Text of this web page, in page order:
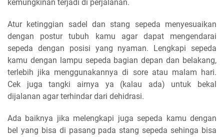
kemungkinan terjadi di perjalanan.
Atur ketinggian sadel dan stang sepeda menyesuaikan
dengan postur tubuh kamu agar dapat mengendarai
sepeda dengan posisi yang nyaman. Lengkapi sepeda
kamu dengan lampu sepeda bagian depan dan belakang,
terlebih jika menggunakannya di sore atau malam hari.
Cek juga tangki airnya ya (kalau ada) untuk bekal
dijalanan agar terhindar dari dehidrasi.
Ada baiknya jika melengkapi juga sepeda kamu dengan
bel yang bisa di pasang pada stang sepeda sehinga bisa